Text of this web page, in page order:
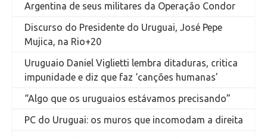
Argentina de seus militares da Operação Condor
Discurso do Presidente do Uruguai, José Pepe
Mujica, na Rio+20
Uruguaio Daniel Viglietti lembra ditaduras, critica
impunidade e diz que faz ‘canções humanas’
“Algo que os uruguaios estávamos precisando”
PC do Uruguai: os muros que incomodam a direita